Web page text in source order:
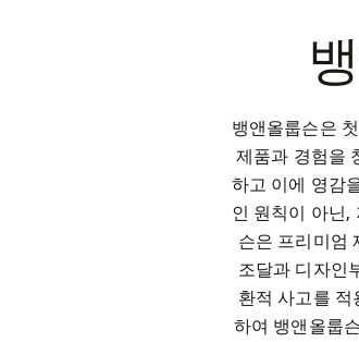
뱅앤올룹슨은
제품과 경험을
하고 이에 영감
인 원칙이 아닌
슨은 프리미엄
조달과 디자인
환적 사고를
하여 뱅앤올룹